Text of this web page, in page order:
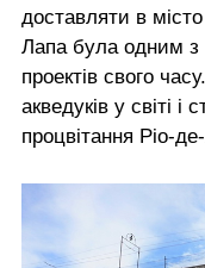
доставляти в
Лапа була одним з
проектів свого
акведуків у світі
процвітання Ріо-